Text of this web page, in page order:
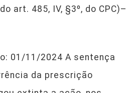
art. 485, IV, §3º, do CPC)–
01/11/2024 A sentença
da prescrição